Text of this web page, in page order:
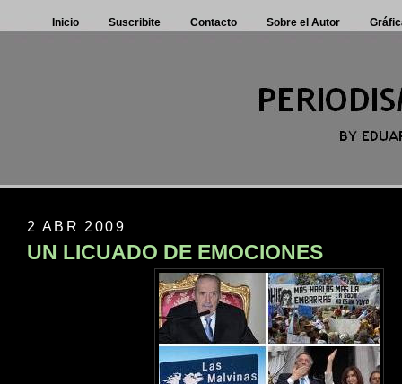
Inicio Suscribite Contacto Sobre el Autor
2 ABR 2009
UN LICUADO DE EMOCIONES